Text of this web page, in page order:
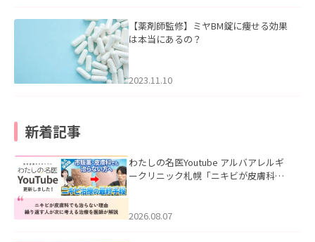
【薬剤師監修】ミヤBM錠に痩せる効果
は本当にあるの？
2023.11.10
新着記事
わたしの名医Youtube アルバアレルギ
ークリニック札幌「ニキビが皮膚科で
ました。
2026.08.07